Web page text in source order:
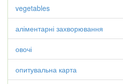
vegetables
аліментарні захворювання
овочі
опитувальна карта